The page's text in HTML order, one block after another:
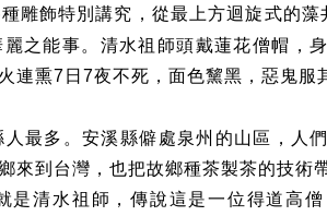
雕飾特別講究，從最上方迴旋式的
之能事。清水祖師頭戴蓮花僧帽，
連熏7日7夜不死，面色黧黑，惡鬼服
最多。安溪縣僻處泉州的山區，人
到台灣，也把故鄉種茶製茶的技術帶
是清水祖師，傳說這是一位得道高